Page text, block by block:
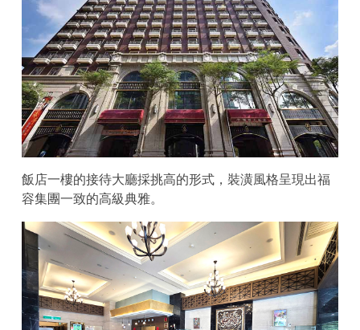
飯店一樓的接待大廳採挑高的形式，裝潢風格呈現出福
容集團一致的高級典雅。